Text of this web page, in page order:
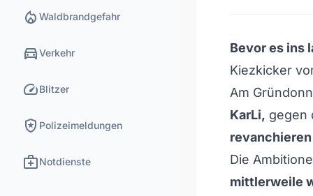
local_fire_department Waldbrandgefahr
directions_carVerkehr
speedBlitzer
local_police Polizeimeldungen
medical_servicesNotdienste
Bevor es ins
Kiezkicker
Am
KarLi, gegen
revanchieren
Die
mittlerweile